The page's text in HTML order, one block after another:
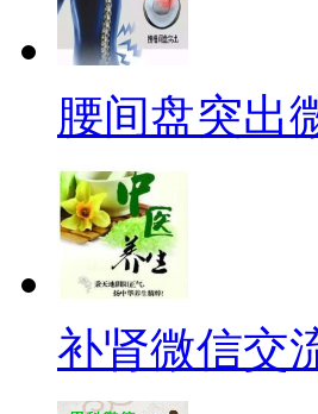
腰间盘突出
补肾微信交